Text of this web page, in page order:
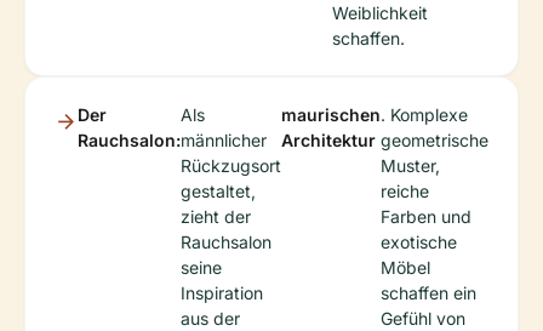
Weiblichkeit
schaffen.
Der
Rauchsalon:
Als
männlicher
Rückzugsort
gestaltet,
zieht der
Rauchsalon
seine
Inspiration
aus der
maurischen
Architektur
. Komplexe
geometrische
Muster,
reiche
Farben und
exotische
Möbel
schaffen ein
Gefühl von